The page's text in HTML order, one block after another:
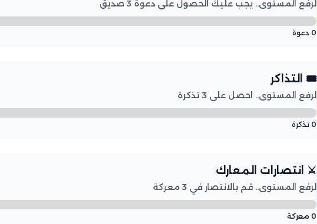
لرفع المستوى.. يجب عليك الحصول على دعوة 3 صديق
0 دعوة
🎟️ التذاكر
لرفع المستوى.. احصل على 3 تذكرة
0 تذكرة
⚔️ انتصارات المعارك
لرفع المستوى.. قم بالانتصار في 3 معركة
0 معركة